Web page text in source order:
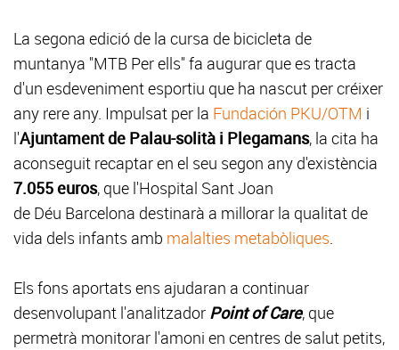
La segona edició de la cursa de bicicleta de
muntanya "MTB Per ells" fa augurar que es tracta
d'un esdeveniment esportiu que ha nascut per créixer
any rere any. Impulsat per la Fundación PKU/OTM i
l'Ajuntament de Palau-solità i Plegamans, la cita ha
aconseguit recaptar en el seu segon any d'existència
7.055 euros, que l'Hospital Sant Joan
de Déu Barcelona destinarà a millorar la qualitat de
vida dels infants amb malalties metabòliques.
Els fons aportats ens ajudaran a continuar
desenvolupant l'analitzador Point of Care, que
permetrà monitorar l'amoni en centres de salut petits,